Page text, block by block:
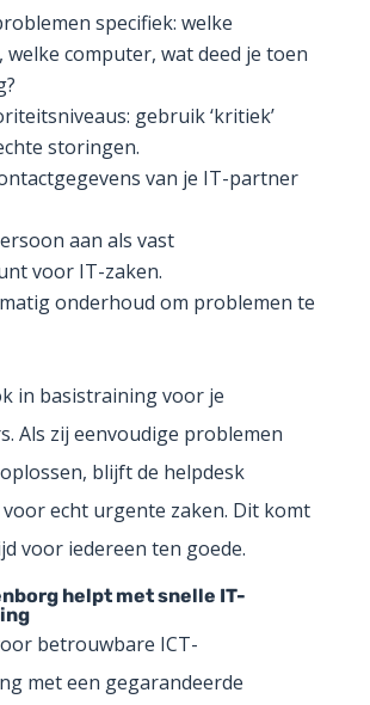
specifiek: welke
computer, wat deed je toen
gebruik ‘kritiek’
storingen.
van je IT-partner
aan als vast
voor IT-zaken.
onderhoud om problemen te
in basistraining voor je
Als zij eenvoudige problemen
blijft de helpdesk
echt urgente zaken. Dit komt
voor iedereen ten goede.
helpt met snelle IT-
betrouwbare ICT-
met een gegarandeerde